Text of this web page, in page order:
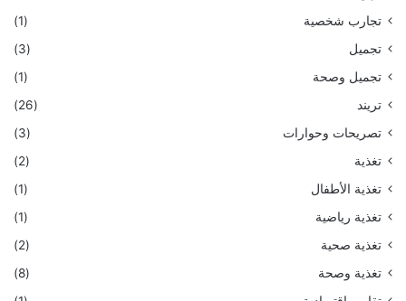
تجارب شخصية
(1)
تجميل
(3)
تجميل وصحة
(1)
تريند
(26)
تصريحات وحوارات
(3)
تغذية
(2)
تغذية الأطفال
(1)
تغذية رياضية
(1)
تغذية صحية
(2)
تغذية وصحة
(8)